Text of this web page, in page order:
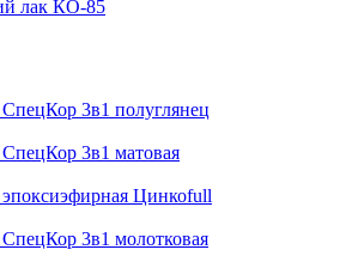
лак КО-85
3в1 полуглянец
3в1 матовая
эпоксиэфирная Цинкоfull
3в1 молотковая